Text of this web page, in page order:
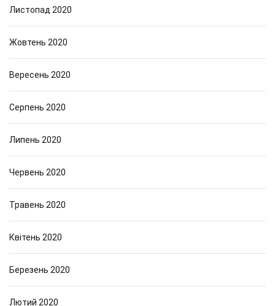
Листопад 2020
Жовтень 2020
Вересень 2020
Серпень 2020
Липень 2020
Червень 2020
Травень 2020
Квітень 2020
Березень 2020
Лютий 2020